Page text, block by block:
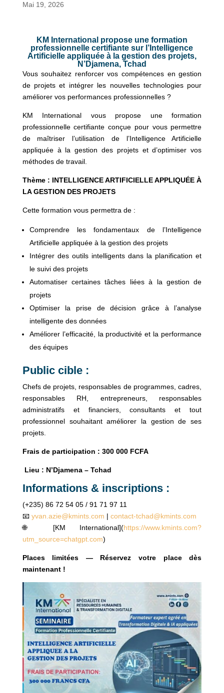
Mai 19, 2026
KM International propose une formation
professionnelle certifiante sur l’Intelligence
Artificielle appliquée à la gestion des projets,
N’Djamena, Tchad
Vous souhaitez renforcer vos compétences en gestion
de projets et intégrer les nouvelles technologies pour
améliorer vos performances professionnelles ?
KM International vous propose une formation
professionnelle certifiante conçue pour vous permettre
de maîtriser l’utilisation de l’Intelligence Artificielle
appliquée à la gestion des projets et d’optimiser vos
méthodes de travail.
Thème : INTELLIGENCE ARTIFICIELLE APPLIQUÉE À
LA GESTION DES PROJETS
Cette formation vous permettra de :
Comprendre les fondamentaux de l’Intelligence
Artificielle appliquée à la gestion des projets
Intégrer des outils intelligents dans la planification et
le suivi des projets
Automatiser certaines tâches liées à la gestion de
projets
Optimiser la prise de décision grâce à l’analyse
intelligente des données
Améliorer l’efficacité, la productivité et la performance
des équipes
Public cible :
Chefs de projets, responsables de programmes, cadres,
responsables RH, entrepreneurs, responsables
administratifs et financiers, consultants et tout
professionnel souhaitant améliorer la gestion de ses
projets.
Frais de participation : 300 000 FCFA
Lieu : N’Djamena – Tchad
Informations & inscriptions :
(+235) 86 72 54 05 / 91 71 97 11
📧 yvan.azie@kmints.com | contact-tchad@kmints.com
🌐 [KM International](https://www.kmints.com?
utm_source=chatgpt.com)
Places limitées — Réservez votre place dès
maintenant !